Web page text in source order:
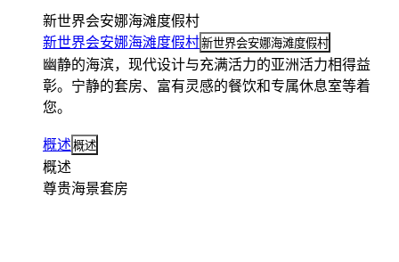
新世界会安娜海滩度假村
新世界会安娜海滩度假村新世界会安娜海滩度假村
幽静的海滨，现代设计与充满活力的亚洲活力相得益
彰。宁静的套房、富有灵感的餐饮和专属休息室等着
您。
概述 概述
概述
尊贵海景套房